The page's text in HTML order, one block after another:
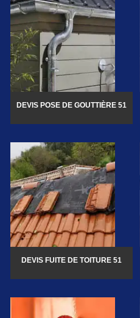
DEVIS POSE DE GOUTTIÈRE 51
DEVIS FUITE DE TOITURE 51